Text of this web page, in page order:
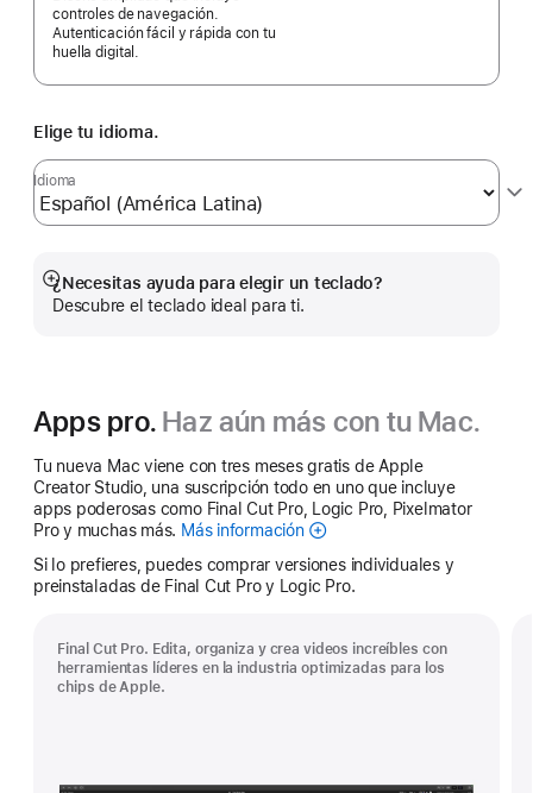
controles de navegación.
Autenticación fácil y rápida con tu
huella digital.
Elige tu idioma.
Idioma
¿Necesitas ayuda para elegir un teclado?
Descubre el teclado ideal para ti.
Mostrar
más
Apps pro. Haz aún más con tu Mac.
Tu nueva Mac viene con tres meses gratis de Apple
Creator Studio, una suscripción todo en uno que incluye
apps poderosas como Final Cut Pro, Logic Pro, Pixelmator
Pro y muchas más. Más informaciónApple
Studio
Si lo prefieres, puedes comprar versiones individuales y
preinstaladas de Final Cut Pro y Logic Pro.
Final Cut Pro. Edita, organiza y crea videos increíbles con
herramientas líderes en la industria optimizadas para los
chips de Apple.